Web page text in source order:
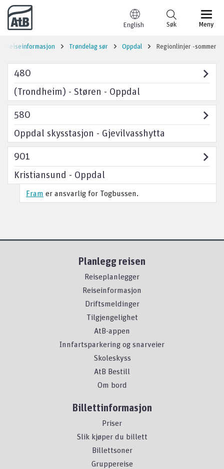
Til innhold
English Meny
Søk
Reiseinformasjon Trøndelag sør Oppdal Regionlinjer -sommer
480
(Trondheim) - Støren - Oppdal
580
Oppdal skysstasjon - Gjevilvasshytta
901
Kristiansund - Oppdal
Fram er ansvarlig for Togbussen.
Planlegg reisen
Reiseplanlegger
Reiseinformasjon
Driftsmeldinger
Tilgjengelighet
AtB-appen
Innfartsparkering og snarveier
Skoleskyss
AtB Bestill
Om bord
Billettinformasjon
Priser
Slik kjøper du billett
Billettsoner
Gruppereise